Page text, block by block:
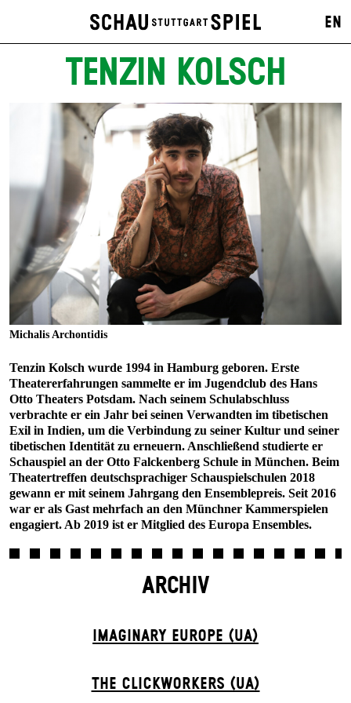
EN
TENZIN KOLSCH
Michalis Archontidis
Tenzin Kolsch wurde 1994 in Hamburg geboren. Erste
Theatererfahrungen sammelte er im Jugendclub des Hans
Otto Theaters Potsdam. Nach seinem Schulabschluss
verbrachte er ein Jahr bei seinen Verwandten im tibetischen
Exil in Indien, um die Verbindung zu seiner Kultur und seiner
tibetischen Identität zu erneuern. Anschließend studierte er
Schauspiel an der Otto Falckenberg Schule in München. Beim
Theatertreffen deutschsprachiger Schauspielschulen 2018
gewann er mit seinem Jahrgang den Ensemblepreis. Seit 2016
war er als Gast mehrfach an den Münchner Kammerspielen
engagiert. Ab 2019 ist er Mitglied des Europa Ensembles.
ARCHIV
IMAGINARY EUROPE (UA)
THE CLICKWORKERS (UA)